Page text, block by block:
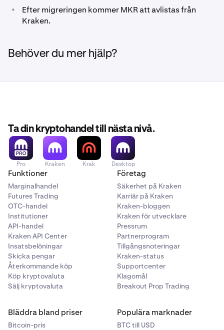
•
Efter migreringen kommer MKR att avlistas från
Kraken.
Behöver du mer hjälp?
Ta din kryptohandel till nästa nivå.
Pro Kraken Krak Desktop
Funktioner
Marginalhandel
Futures Trading
OTC-handel
Institutioner
API-handel
Kraken API Center
Insatsbelöningar
Skicka pengar
Återkommande köp
Köp kryptovaluta
Sälj kryptovaluta
Företag
Säkerhet på Kraken
Karriär på Kraken
Kraken-bloggen
Kraken för utvecklare
Pressrum
Partnerprogram
Tillgångsnoteringar
Kraken-status
Supportcenter
Klagomål
Breakout Prop Trading
Bläddra bland priser
Bitcoin-pris
Populära marknader
BTC till USD